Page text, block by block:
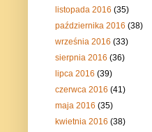
listopada 2016(35)
października 2016(38)
września 2016(33)
sierpnia 2016(36)
lipca 2016(39)
czerwca 2016(41)
maja 2016(35)
kwietnia 2016(38)